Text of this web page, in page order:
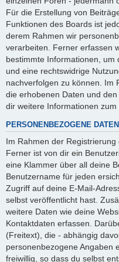
Für die Erstellung von
Funktionen des Boards ist
derem Rahmen wir
verarbeiten. Ferner erfassen
bestimmte Informationen, um
und eine rechtswidrige
nachverfolgen zu können. Im
die erhobenen Daten und
dir weitere Informationen zum
PERSONENBEZOGENE
Im Rahmen der
Ferner ist von dir ein
eine Klammer über all deine
Benutzername für jeden
Zugriff auf deine E-Mail-
selbst veröffentlicht hast.
weitere Daten wie deine
Kontaktdaten erfassen.
(Freitext), die - abhängig
personenbezogene Angaben
freiwillig, so dass du selbst